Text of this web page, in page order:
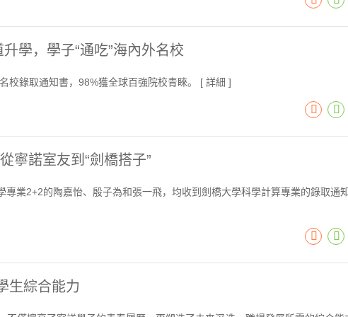
學，學子“通吃”海內外名校
校錄取通知書，98%獲全球百強院校青睞。 [ 詳細 ]
寧諾室友到“劍橋搭子”
業2+2的陶嘉怡、殷子為和張一飛，均收到劍橋大學科學計算專業的錄取通
生綜合能力